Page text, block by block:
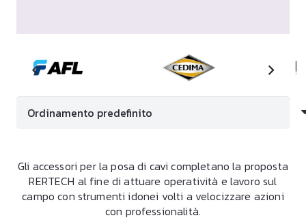
Gli accessori per la posa di cavi completano la proposta
RERTECH al fine di attuare operatività e lavoro sul
campo con strumenti idonei volti a velocizzare azioni
con professionalità.